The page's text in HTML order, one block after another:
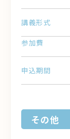
講義形式
参加費
申込期間
その他